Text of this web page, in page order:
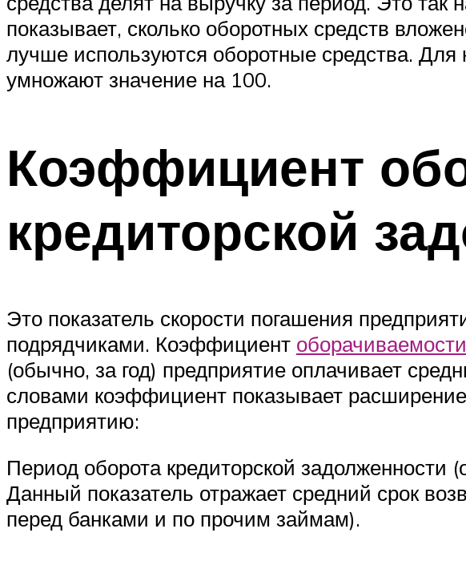
показывает, сколько оборотных средств
лучше используются оборотные средства. Для
умножают значение на 100.
Коэффициент
кредиторской
Это показатель скорости погашения
подрядчиками. Коэффициент
(обычно, за год) предприятие оплачивает
словами коэффициент показывает
предприятию:
Период оборота кредиторской задолженности
Данный показатель отражает средний срок
перед банками и по прочим займам).